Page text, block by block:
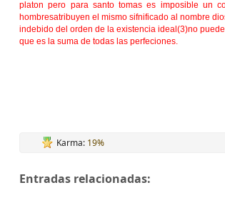
platon pero para santo tomas es imposible un
hombresatribuyen el mismo sifnificado al nombre
indebido del orden de la existencia ideal(3)no
que es la suma de todas las perfeciones.
Karma: 19%
Entradas relacionadas: